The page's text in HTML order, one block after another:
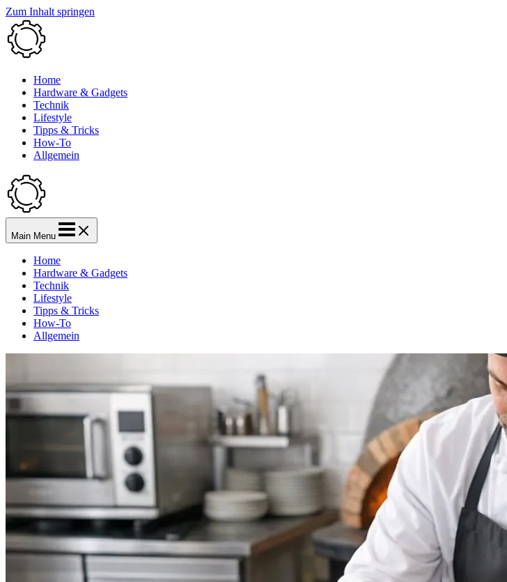
Zum Inhalt springen
Home
Hardware & Gadgets
Technik
Lifestyle
Tipps & Tricks
How-To
Allgemein
Main Menu
Home
Hardware & Gadgets
Technik
Lifestyle
Tipps & Tricks
How-To
Allgemein